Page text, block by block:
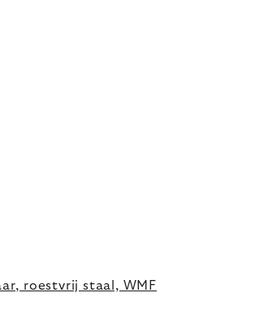
roestvrij staal, WMF